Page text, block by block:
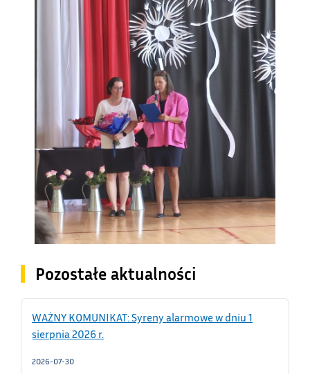
Pozostałe aktualności
WAŻNY KOMUNIKAT: Syreny alarmowe w dniu 1
sierpnia 2026 r.
2026-07-30